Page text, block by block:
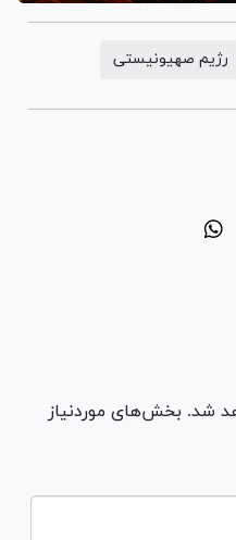
رژیم صهیونیستی
شد. بخش‌های موردنیاز